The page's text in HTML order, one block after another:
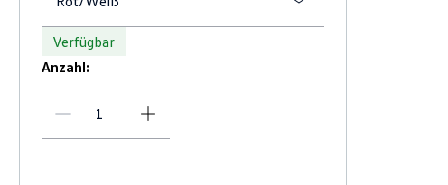
Verfügbar
Anzahl: